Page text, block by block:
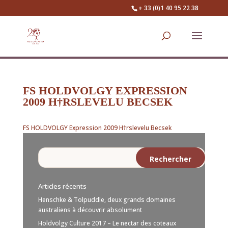
+ 33 (0)1 40 95 22 38
FS HOLDVOLGY EXPRESSION
2009 H†RSLEVELU BECSEK
FS HOLDVOLGY Expression 2009 H†rslevelu Becsek
Articles récents
Henschke & Tolpuddle, deux grands domaines
australiens à découvrir absolument
Holdvölgy Culture 2017 – Le nectar des coteaux